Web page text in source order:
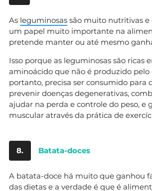
As leguminosas são muito nutritivas
um papel muito importante na
pretende manter ou até mesmo
Isso porque as leguminosas são ricas
aminoácido que não é produzido pelo
portanto, precisa ser consumido para
prevenir doenças degenerativas,
ajudar na perda e controle do peso, e
muscular através da prática de
8. Batata-doces
A batata-doce há muito que ganhou
das dietas e a verdade é que é